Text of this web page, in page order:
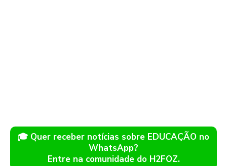
🎓 Quer receber notícias sobre EDUCAÇÃO no
WhatsApp?
Entre na comunidade do H2FOZ.